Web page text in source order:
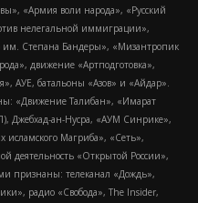
«Армия воли народа», «Русский
нелегальной иммиграции»,
Степана Бандеры», «Мизантропик
движение «Артподготовка»,
АУЕ, батальоны «Азов» и «Айдар».
«Движение Талибан», «Имарат
Джебхад-ан-Нусра, «АУМ Синрике»,
исламского Магриба», «Сеть»,
деятельность «Открытой России»,
признаны: телеканал «Дождь»,
радио «Свобода», The Insider,